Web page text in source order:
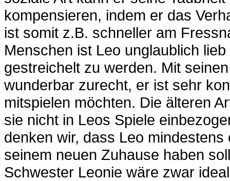
kompensieren, indem er das
ist somit z.B. schneller am
Menschen ist Leo unglaublich
gestreichelt zu werden. Mit
wunderbar zurecht, er ist sehr
mitspielen möchten. Die älteren
sie nicht in Leos Spiele
denken wir, dass Leo
seinem neuen Zuhause haben
Schwester Leonie wäre zwar